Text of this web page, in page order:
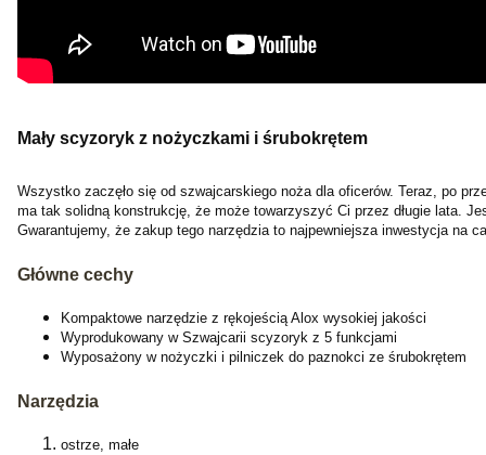
Mały scyzoryk z nożyczkami i śrubokrętem
Wszystko zaczęło się od szwajcarskiego noża dla oficerów. Teraz, po
ma tak solidną konstrukcję, że może towarzyszyć Ci przez długie lata.
Gwarantujemy, że zakup tego narzędzia to najpewniejsza inwestycja na
Główne cechy
Kompaktowe narzędzie z rękojeścią Alox wysokiej jakości
Wyprodukowany w Szwajcarii scyzoryk z 5 funkcjami
Wyposażony w nożyczki i pilniczek do paznokci ze śrubokrętem
Narzędzia
ostrze, małe